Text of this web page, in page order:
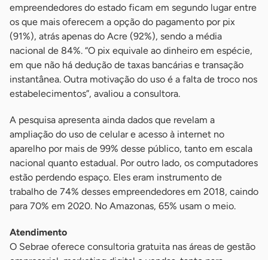
empreendedores do estado ficam em segundo lugar entre
os que mais oferecem a opção do pagamento por pix
(91%), atrás apenas do Acre (92%), sendo a média
nacional de 84%. “O pix equivale ao dinheiro em espécie,
em que não há dedução de taxas bancárias e transação
instantânea. Outra motivação do uso é a falta de troco nos
estabelecimentos”, avaliou a consultora.
A pesquisa apresenta ainda dados que revelam a
ampliação do uso de celular e acesso à internet no
aparelho por mais de 99% desse público, tanto em escala
nacional quanto estadual. Por outro lado, os computadores
estão perdendo espaço. Eles eram instrumento de
trabalho de 74% desses empreendedores em 2018, caindo
para 70% em 2020. No Amazonas, 65% usam o meio.
Atendimento
O Sebrae oferece consultoria gratuita nas áreas de gestão